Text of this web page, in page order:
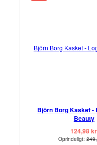
Björn Borg Kasket -
Beauty
124,98
Oprindeligt: